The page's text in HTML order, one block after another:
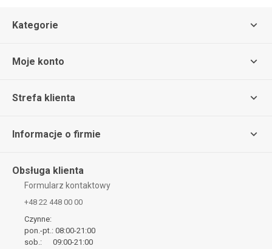
Kategorie
Moje konto
Strefa klienta
Informacje o firmie
Obsługa klienta
Formularz kontaktowy
+48 22 448 00 00
Czynne:
pon.-pt.: 08:00-21:00
sob.: 09:00-21:00